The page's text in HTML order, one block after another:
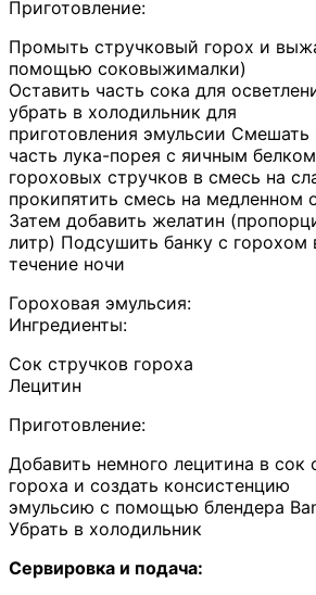
Приготовление:
Промыть стручковый горох и
помощью соковыжималки)
Оставить часть сока для
убрать в холодильник для
приготовления эмульсии Смешать
часть лука-порея с яичным
гороховых стручков в смесь на
прокипятить смесь на медленном
Затем добавить желатин
литр) Подсушить банку с горохом
течение ночи
Гороховая эмульсия:
Ингредиенты:
Сок стручков гороха
Лецитин
Приготовление:
Добавить немного лецитина в сок
гороха и создать консистенцию
эмульсию с помощью блендера
Убрать в холодильник
Сервировка и подача: